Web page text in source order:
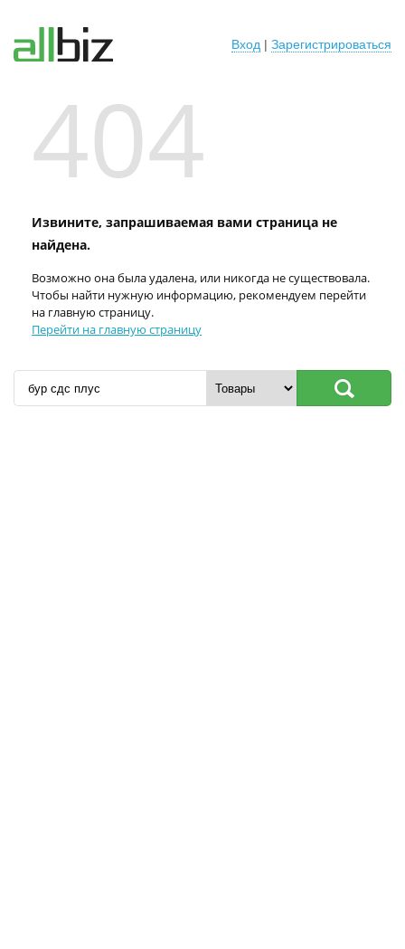
Вход | Зарегистрироваться
404
Извините, запрашиваемая вами страница не
найдена.
Возможно она была удалена, или никогда не существовала.
Чтобы найти нужную информацию, рекомендуем перейти
на главную страницу.
Перейти на главную страницу